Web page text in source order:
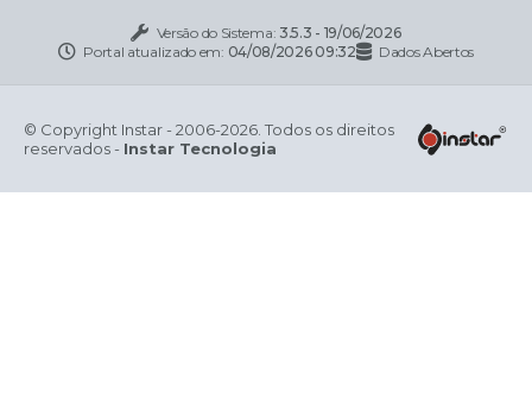
Versão do Sistema: 3.5.3 - 19/06/2026
Portal atualizado em: 04/08/2026 09:32 Dados Abertos
© Copyright Instar - 2006-2026. Todos os direitos
reservados - Instar Tecnologia